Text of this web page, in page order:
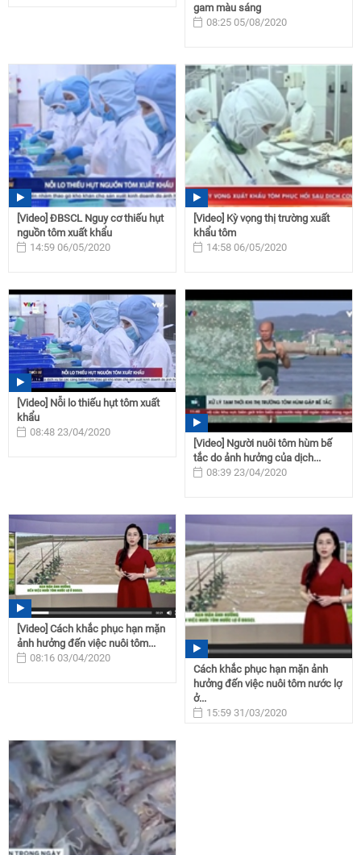
gam màu sáng
08:25 05/08/2020
[Video] ĐBSCL Nguy cơ thiếu hụt
nguồn tôm xuất khẩu
14:59 06/05/2020
[Video] Kỳ vọng thị trường xuất
khẩu tôm
14:58 06/05/2020
[Video] Nỗi lo thiếu hụt tôm xuất
khẩu
08:48 23/04/2020
[Video] Người nuôi tôm hùm bế
tắc do ảnh hưởng của dịch...
08:39 23/04/2020
[Video] Cách khắc phục hạn mặn
ảnh hưởng đến việc nuôi tôm...
08:16 03/04/2020
Cách khắc phục hạn mặn ảnh
hưởng đến việc nuôi tôm nước lợ
ở...
15:59 31/03/2020